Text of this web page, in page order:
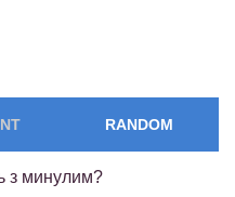
RANDOM
з минулим?